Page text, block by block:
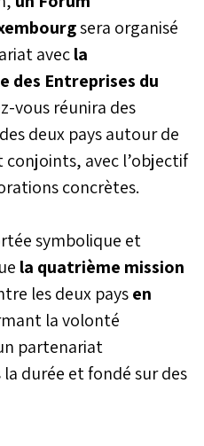
sera organisé
avecla
des Entreprises du
vous réunira des
deux pays autour de
conjoints, avec l’objectif
concrètes.
symbolique et
la quatrième mission
les deux paysen
la volonté
partenariat
durée et fondé sur des